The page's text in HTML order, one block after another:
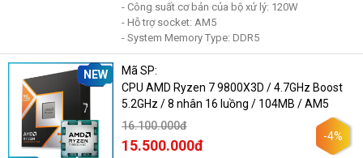
- Công suất cơ bản của bộ xử lý: 120W
- Hỗ trợ socket: AM5
- System Memory Type: DDR5
NEW
Mã SP:
CPU AMD Ryzen 7 9800X3D / 4.7GHz Boost
5.2GHz / 8 nhân 16 luồng / 104MB / AM5
16.100.000đ
15.500.000đ
-4%